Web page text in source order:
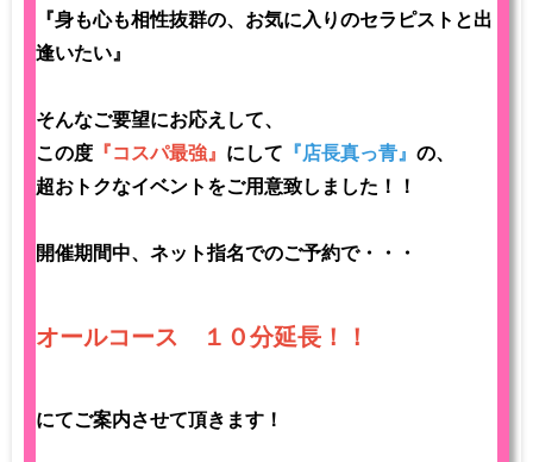
『身も心も相性抜群の、お気に入りのセラピストと出
逢いたい』
そんなご要望にお応えして、
この度 『コスパ最強』 にして 『店長真っ青』 の、
超おトクなイベントをご用意致しました！！
開催期間中、ネット指名でのご予約で・・・
オールコース １０分延長！！
にてご案内させて頂きます！